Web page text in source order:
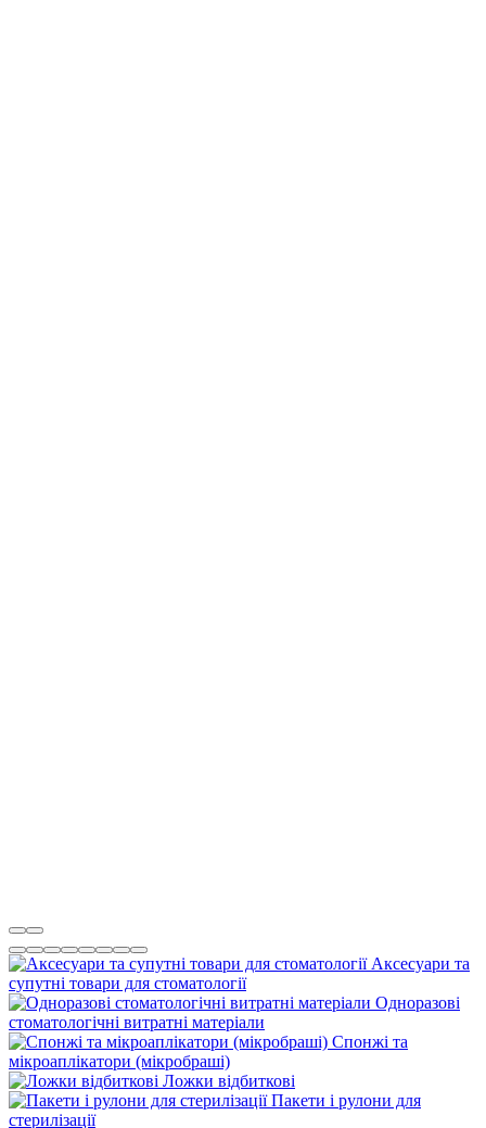
Аксесуари та
супутні товари для стоматології
Одноразові
стоматологічні витратні матеріали
Спонжі та
мікроаплікатори (мікробраші)
Ложки відбиткові
Пакети і рулони для
стерилізації